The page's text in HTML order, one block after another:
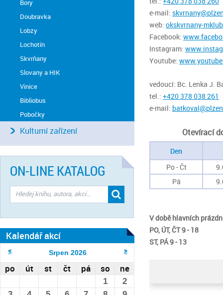
e-mail:
web: okskvrnany-
Facebook:
Instagram:
Youtube:
vedoucí: Bc. Lenka J.
tel.: +420 378 038 261
e-mail:
Otevírací
Den
Po - Čt
Pá
V době hlavních
PO, ÚT, ČT 9 - 18
ST, PÁ 9 - 13
Bory
Doubravka
Lobzy
Lochotín
Skvrňany
Slovany a HIK
Vinice
Bibliobus
Pobočky
Kulturní zařízení
ON-LINE KATALOG
Kalendář akcí
Srpen 2026
po út st čt pá so ne
1
2